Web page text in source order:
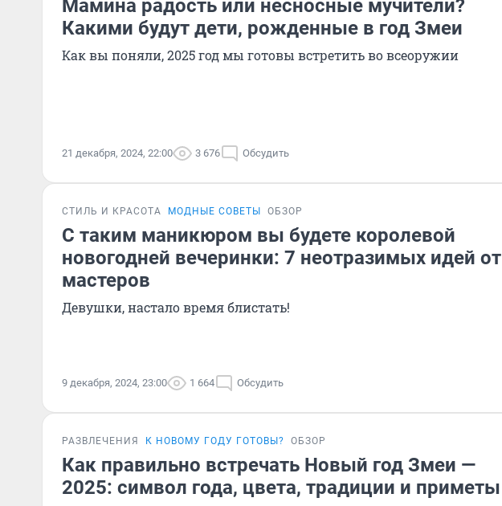
Мамина радость или несносные мучители?
Какими будут дети, рожденные в год Змеи
Как вы поняли, 2025 год мы готовы встретить во всеоружии
21 декабря, 2024, 22:00 3 676 Обсудить
СТИЛЬ И КРАСОТА МОДНЫЕ СОВЕТЫ ОБЗОР
С таким маникюром вы будете королевой
новогодней вечеринки: 7 неотразимых идей от
мастеров
Девушки, настало время блистать!
9 декабря, 2024, 23:00 1 664 Обсудить
РАЗВЛЕЧЕНИЯ К НОВОМУ ГОДУ ГОТОВЫ? ОБЗОР
Как правильно встречать Новый год Змеи —
2025: символ года, цвета, традиции и приметы